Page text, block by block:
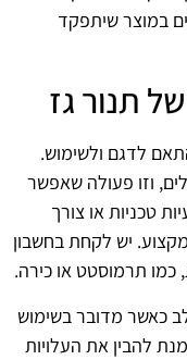
במוצר שיתפקד
תנור גז
לדגם ולשימוש.
וזו פעולה שאפשר
טכניות או צורך
מקצוע. יש לקחת בחשבון
תרמוסטט או כירה.
כאשר מדובר בשימוש
להבין את העלויות